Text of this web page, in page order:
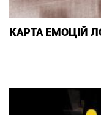
КАРТА ЕМОЦІЙ